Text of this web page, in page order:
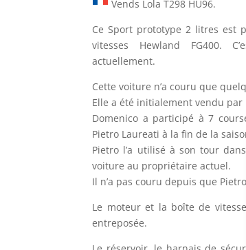
Vends Lola T298 HU96.
Ce Sport prototype 2 litres est
vitesses Hewland FG400.
actuellement.
Cette voiture n’a couru que
Elle a été initialement vendu par
Domenico a participé à 7
Pietro Laureati à la fin de la
Pietro l’a utilisé à son tour
voiture au propriétaire actuel.
Il n’a pas couru depuis que
Le moteur et la boîte de
entreposée.